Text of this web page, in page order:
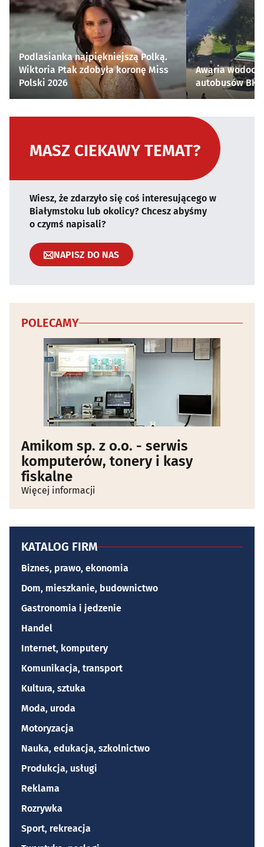
Podlasianka najpiękniejszą Polką.
Wiktoria Ptak zdobyła koronę Miss
Polski 2026
Awaria
autobusów
MASZ CIEKAWY TEMAT?
Wiesz, że zdarzyło się coś interesującego w
Białymstoku lub okolicy? Chcesz abyśmy
o czymś napisali?
NAPISZ DO NAS
POLECAMY
Amikom sp. z o.o. - serwis
komputerów, tonery i kasy
fiskalne
Więcej informacji
KATALOG FIRM
Biznes, prawo, ekonomia
Dom, mieszkanie, budownictwo
Gastronomia i jedzenie
Handel
Internet, komputery
Komunikacja, transport
Kultura, sztuka
Moda, uroda
Motoryzacja
Nauka, edukacja, szkolnictwo
Produkcja, usługi
Reklama
Rozrywka
Sport, rekreacja